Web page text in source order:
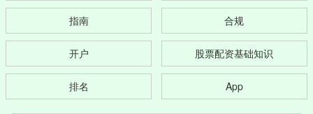
指南 合规
开户 股票配资基础知识
排名 App